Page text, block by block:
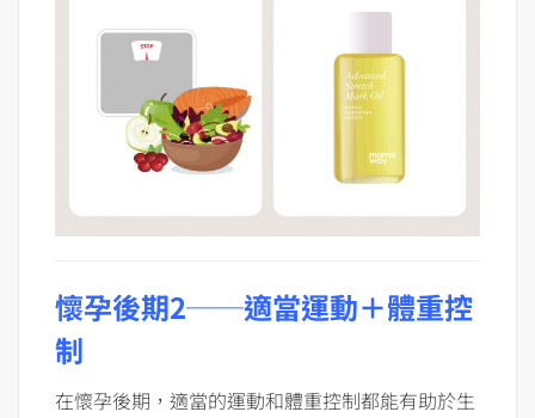
懷孕後期2──適當運動＋體重控
制
在懷孕後期，適當的運動和體重控制都能有助於生